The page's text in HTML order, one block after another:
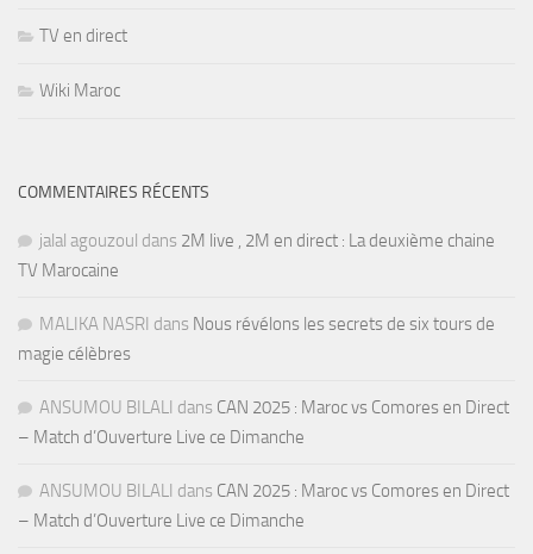
TV en direct
Wiki Maroc
COMMENTAIRES RÉCENTS
jalal agouzoul dans 2M live , 2M en direct : La deuxième chaine
TV Marocaine
MALIKA NASRI dans Nous révélons les secrets de six tours de
magie célèbres
ANSUMOU BILALI dans CAN 2025 : Maroc vs Comores en Direct
– Match d’Ouverture Live ce Dimanche
ANSUMOU BILALI dans CAN 2025 : Maroc vs Comores en Direct
– Match d’Ouverture Live ce Dimanche